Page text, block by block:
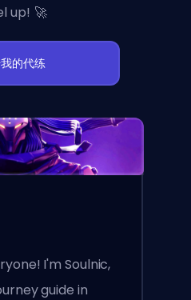
up! 🚀
的代练
I'm Soulnic,
guide in